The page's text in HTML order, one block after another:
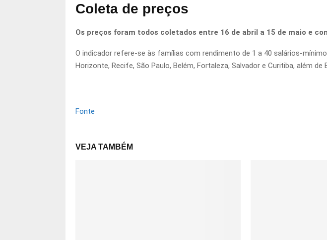
Coleta de preços
Os preços foram todos coletados entre 16 de abril a 15 de maio e
O indicador refere-se às famílias com rendimento de 1 a 40 salários-
Horizonte, Recife, São Paulo, Belém, Fortaleza, Salvador e Curitiba, além de
Fonte
VEJA TAMBÉM